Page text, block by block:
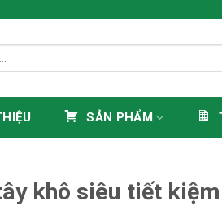
SẢN PHẨM
khô siêu tiết